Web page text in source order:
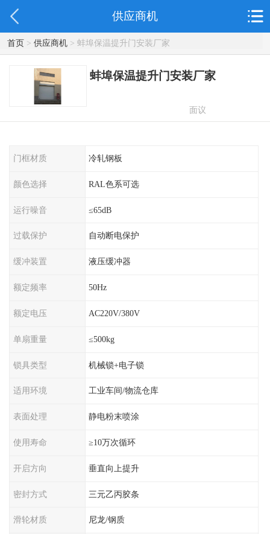
供应商机
首页> 供应商机> 蚌埠保温提升门安装厂家
蚌埠保温提升门安装厂家
面议
门框材质 冷轧钢板
颜色选择 RAL色系可选
运行噪音 ≤65dB
过载保护 自动断电保护
缓冲装置 液压缓冲器
额定频率 50Hz
额定电压 AC220V/380V
单扇重量 ≤500kg
锁具类型 机械锁+电子锁
适用环境 工业车间/物流仓库
表面处理 静电粉末喷涂
使用寿命 ≥10万次循环
开启方向 垂直向上提升
密封方式 三元乙丙胶条
滑轮材质 尼龙/钢质